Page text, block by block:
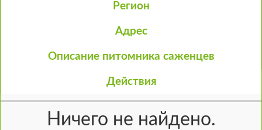
Регион
Адрес
Описание питомника саженцев
Действия
Ничего не найдено.